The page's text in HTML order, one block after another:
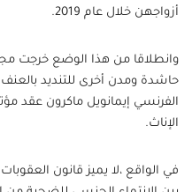
أزواجهن خلال عام 2019.
وانطلاقا من هذا الوضع خرجت
حاشدة ومدن أخرى للتنديد
الفرنسي إيمانويل ماكرون عقد
الإناث.
في الواقع ،لا يميز قانون